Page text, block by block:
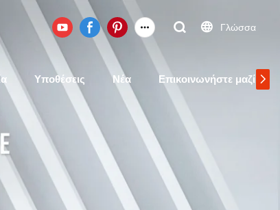
Γλώσσα
Υποθέσεις Νέα Επικοινωνήστε μαζί μας